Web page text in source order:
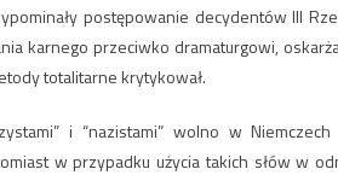
postępowanie decydentów III
karnego przeciwko dramaturgowi,
totalitarne krytykował.
i “nazistami” wolno w
w przypadku użycia takich słów w